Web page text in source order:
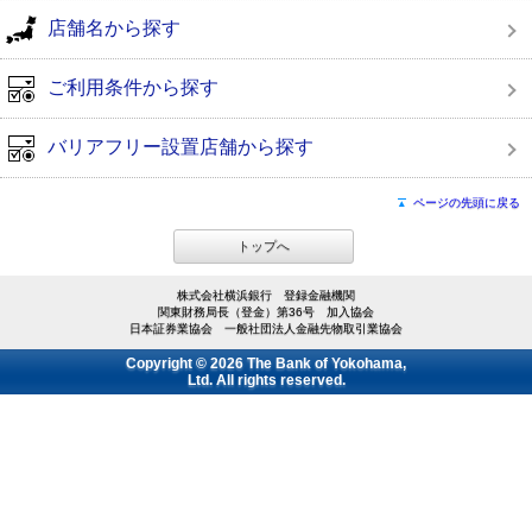
店舗名から探す
ご利用条件から探す
バリアフリー設置店舗から探す
ページの先頭に戻る
トップへ
株式会社横浜銀行 登録金融機関
関東財務局長（登金）第36号 加入協会
日本証券業協会 一般社団法人金融先物取引業協会
Copyright © 2026 The Bank of Yokohama,
Ltd. All rights reserved.